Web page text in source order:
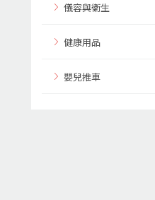
儀容與衛生
健康用品
嬰兒推車